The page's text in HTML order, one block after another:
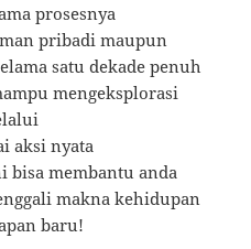
prosesnya
pribadi maupun
satu dekade penuh
mengeksplorasi
aksi nyata
bisa membantu anda
makna kehidupan
baru!